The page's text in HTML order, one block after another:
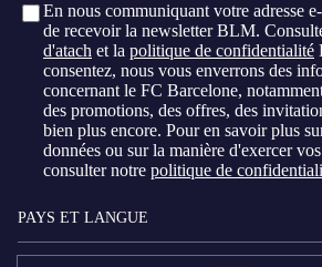
En nous communiquant votre adresse
de recevoir la newsletter BLM.
d'atach et la politique de confidentialité
consentez, nous vous enverrons des
concernant le FC Barcelone,
des promotions, des offres, des
bien plus encore. Pour en savoir plus
données ou sur la manière d'exercer
consulter notre politique de
PAYS ET LANGUE